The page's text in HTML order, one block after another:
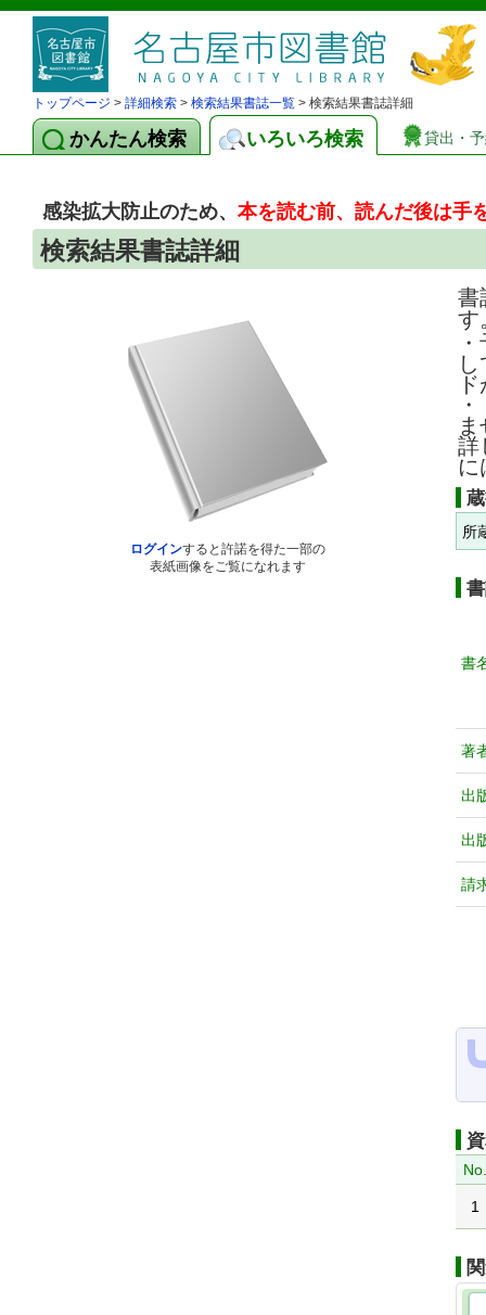
トップページ > 詳細検索 > 検索結果書誌一覧 > 検索結果書誌詳細
かんたん検索 いろいろ検索 貸出・
感染拡大防止のため、本を読む前、読んだ後は手
検索結果書誌詳細
ログインすると許諾を得た一部の
表紙画像をご覧になれます
書
す
詳
に
所
書
著
出
出
請
1